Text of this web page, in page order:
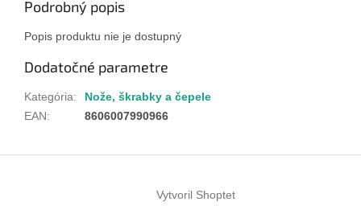
Podrobný popis
Popis produktu nie je dostupný
Dodatočné parametre
Kategória:
Nože, škrabky a čepele
EAN: 8606007990966
Vytvoril Shoptet